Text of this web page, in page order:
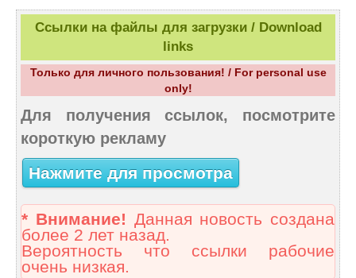
Ссылки на файлы для загрузки / Download
links
Только для личного пользования! / For personal use
only!
Для получения ссылок, посмотрите
короткую рекламу
Нажмите для просмотра
* Внимание! Данная новость создана
более 2 лет назад.
Вероятность что ссылки рабочие
очень низкая.